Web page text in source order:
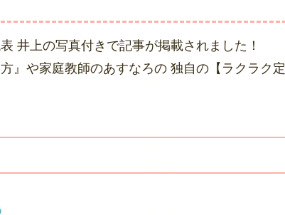
井上の写真付きで記事が掲載されました！
』や家庭教師のあすなろの 独自の【ラクラク定